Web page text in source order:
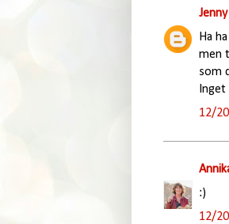
Jenny
Ha
men
som
12/
:)
12/